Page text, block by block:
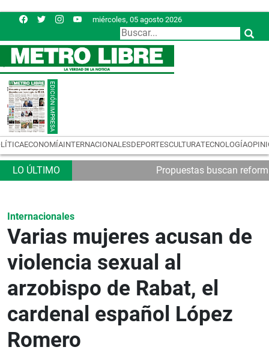
miércoles, 05 agosto 2026
ECONOMÍAINTERNACIONALESDEPORTESCULTURATECNOLOGÍA
Propuestas buscan
Internacionales
Varias mujeres acusan de
violencia sexual al
arzobispo de Rabat, el
cardenal español López
Romero